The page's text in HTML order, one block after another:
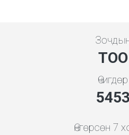
ТОО
Өчигдөр
5843
Өнгөрсөн 7